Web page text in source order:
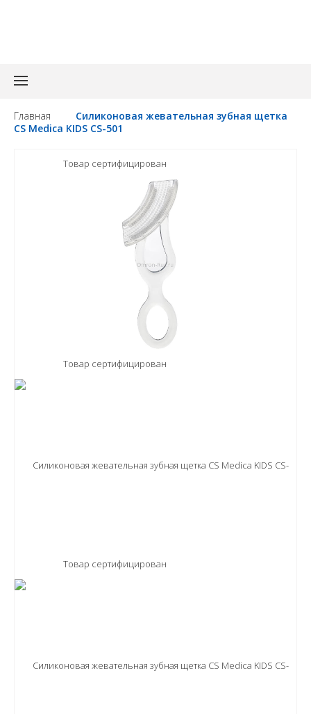
Главная
Силиконовая жевательная зубная щетка
CS Medica KIDS CS-501
Товар сертифицирован
Товар сертифицирован
Товар сертифицирован